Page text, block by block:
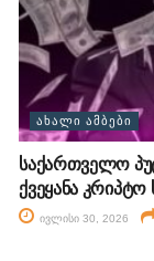
ᲐᲮᲐᲚᲘ ᲐᲛᲑᲔᲑᲘ
საქართველო
ქვეყანა
ივლისი 30, 2026